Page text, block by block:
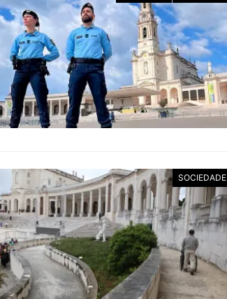
SOCIEDADE